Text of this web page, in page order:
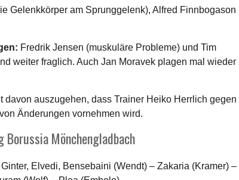
Gelenkkörper am Sprunggelenk), Alfred Finnbogason
Fredrik Jensen (muskuläre Probleme) und Tim
weiter fraglich. Auch Jan Moravek plagen mal wieder
davon auszugehen, dass Trainer Heiko Herrlich gegen
Änderungen vornehmen wird.
Mönchengladbach
Elvedi, Bensebaini (Wendt) – Zakaria (Kramer) –